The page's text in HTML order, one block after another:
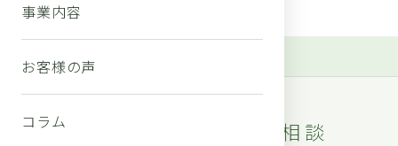
事業内容
お客様の声
コラム お問い合わせ・無料相談